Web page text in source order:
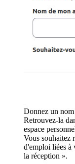
Donnez un
Retrouvez-la
espace
Vous souhaitez
d'emploi liées à
la réception ».